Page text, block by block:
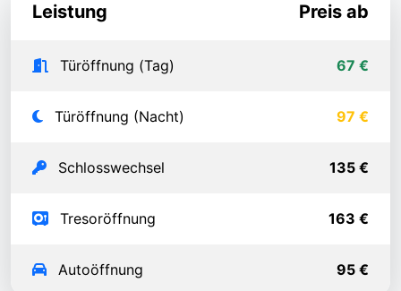
Leistung Preis ab
Türöffnung (Tag) 67 €
Türöffnung (Nacht) 97 €
Schlosswechsel 135 €
Tresoröffnung 163 €
Autoöffnung 95 €